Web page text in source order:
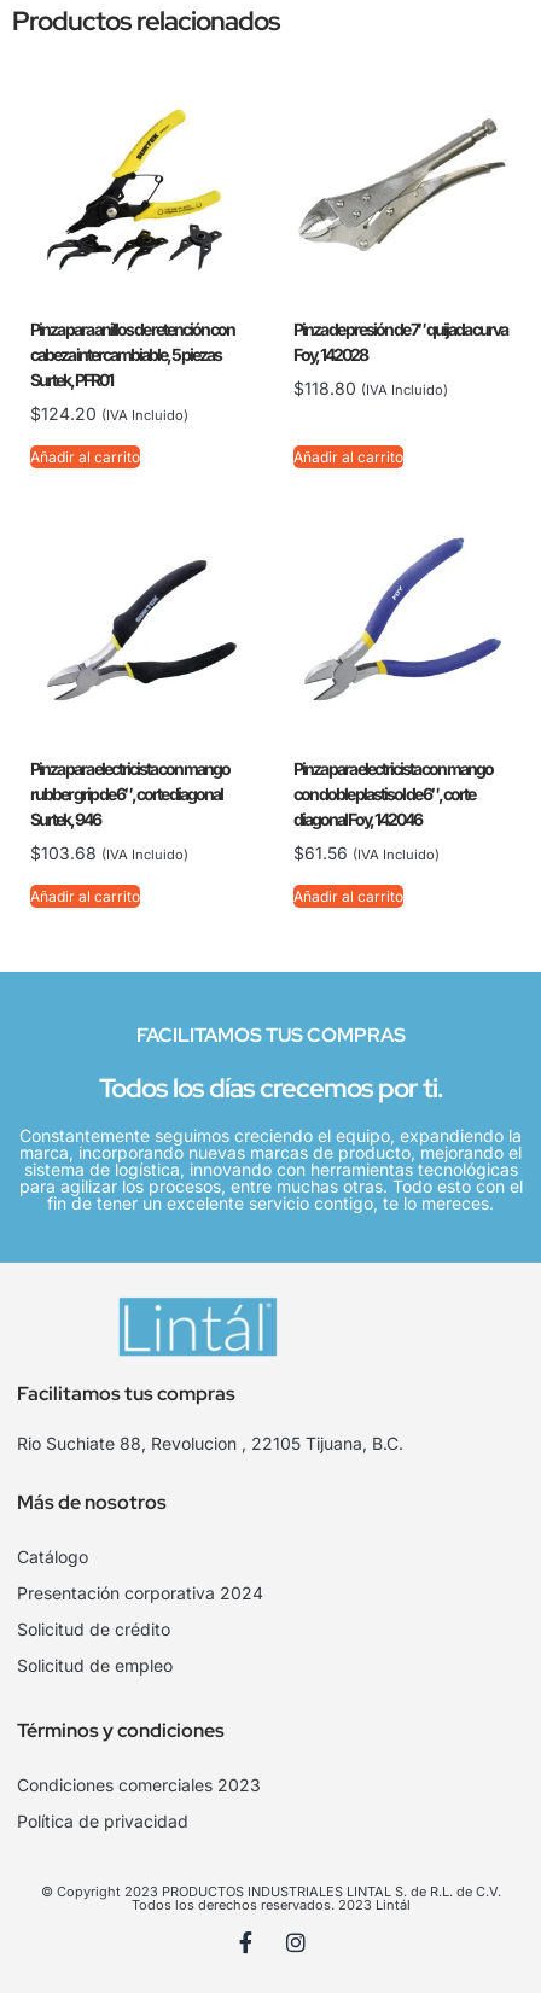
Productos relacionados
Pinza para anillos de retención con
cabeza intercambiable, 5 piezas
Surtek, PFR01
$124.20 (IVA Incluido)
Añadir al carrito
Pinza de presión de 7″ quijada curva
Foy, 142028
$118.80 (IVA Incluido)
Añadir al carrito
Pinza para electricista con mango
rubber grip de 6″, corte diagonal
Surtek, 946
$103.68 (IVA Incluido)
Añadir al carrito
Pinza para electricista con mango
con doble plastisol de 6″, corte
diagonal Foy, 142046
$61.56 (IVA Incluido)
Añadir al carrito
FACILITAMOS TUS COMPRAS
Todos los días crecemos por ti.
Constantemente seguimos creciendo el equipo, expandiendo la
marca, incorporando nuevas marcas de producto, mejorando el
sistema de logística, innovando con herramientas tecnológicas
para agilizar los procesos, entre muchas otras. Todo esto con el
fin de tener un excelente servicio contigo, te lo mereces.
Facilitamos tus compras
Rio Suchiate 88, Revolucion , 22105 Tijuana, B.C.
Más de nosotros
Catálogo
Presentación corporativa 2024
Solicitud de crédito
Solicitud de empleo
Términos y condiciones
Condiciones comerciales 2023
Política de privacidad
© Copyright 2023 PRODUCTOS INDUSTRIALES LINTAL S. de R.L. de C.V.
Todos los derechos reservados. 2023 Lintál